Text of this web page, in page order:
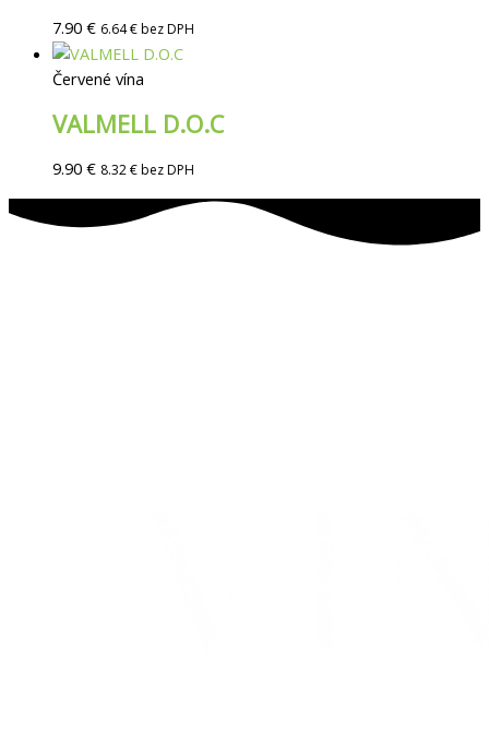
7.90 € 6.64€bez DPH
Červené vína
VALMELL D.O.C
9.90 € 8.32€bez DPH